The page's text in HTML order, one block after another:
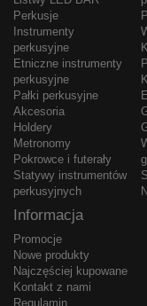
Perkusje
Instrumenty
perkusyjne
Etniczne instrumenty
perkusyjne
Pałki perkusyjne
Akcesoria
Holdery
Metronomy
Pokrowce i futerały
Statywy instrumentów
perkusyjnych
Informacja
Promocje
Nowe produkty
Najczęściej kupowane
Kontakt z nami
Regulamin